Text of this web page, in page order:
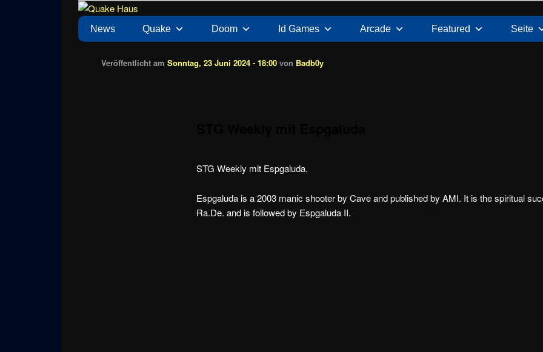
Quake Haus
News zu Quake, Doom, FPS, Arcade
Hauptmenü
News Quake Doom Id Games Arcade Featured Seite
Veröffentlicht amSonntag, 23 Juni 2024 - 18:00 von Badb0y
STG Weekly mit Espgaluda.
Espgaluda is a 2003 manic shooter by Cave and published by AMI. It is the spiritual
Ra.De. and is followed by Espgaluda II.